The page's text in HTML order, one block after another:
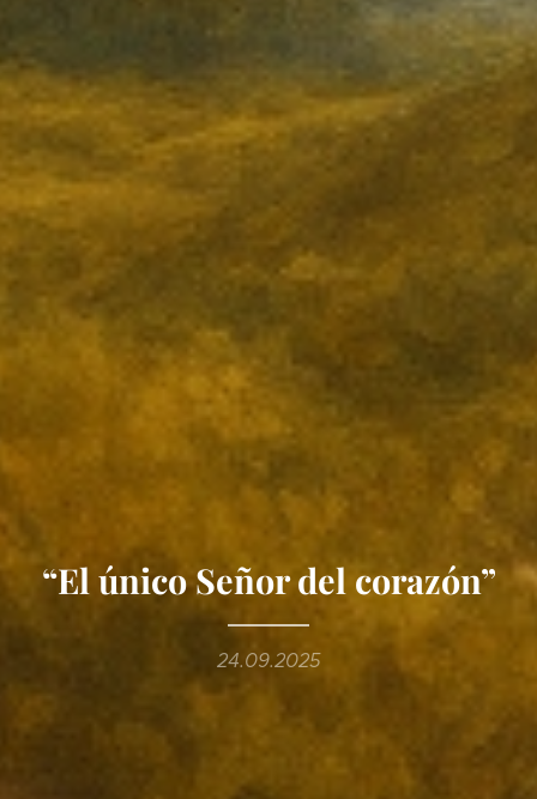
“El único Señor del corazón”
24.09.2025